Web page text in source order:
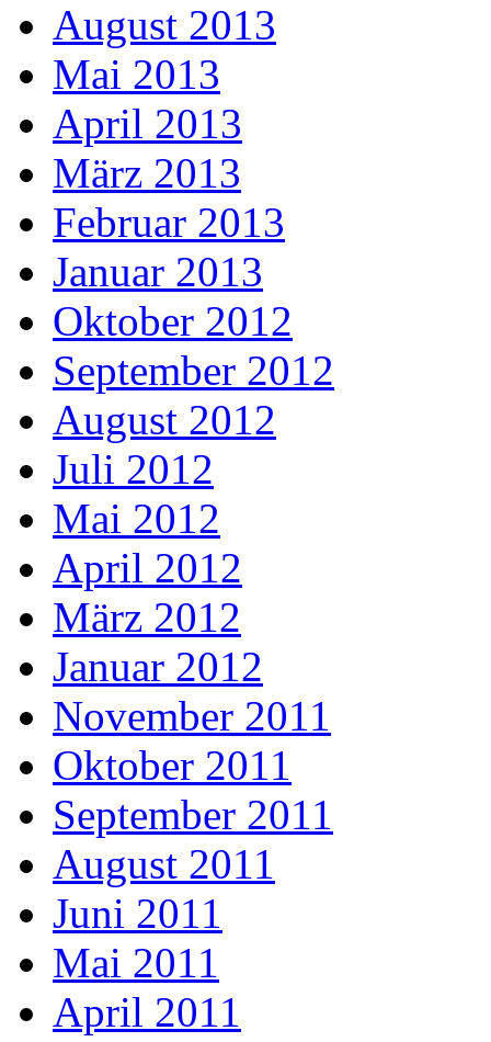
August 2013
Mai 2013
April 2013
März 2013
Februar 2013
Januar 2013
Oktober 2012
September 2012
August 2012
Juli 2012
Mai 2012
April 2012
März 2012
Januar 2012
November 2011
Oktober 2011
September 2011
August 2011
Juni 2011
Mai 2011
April 2011